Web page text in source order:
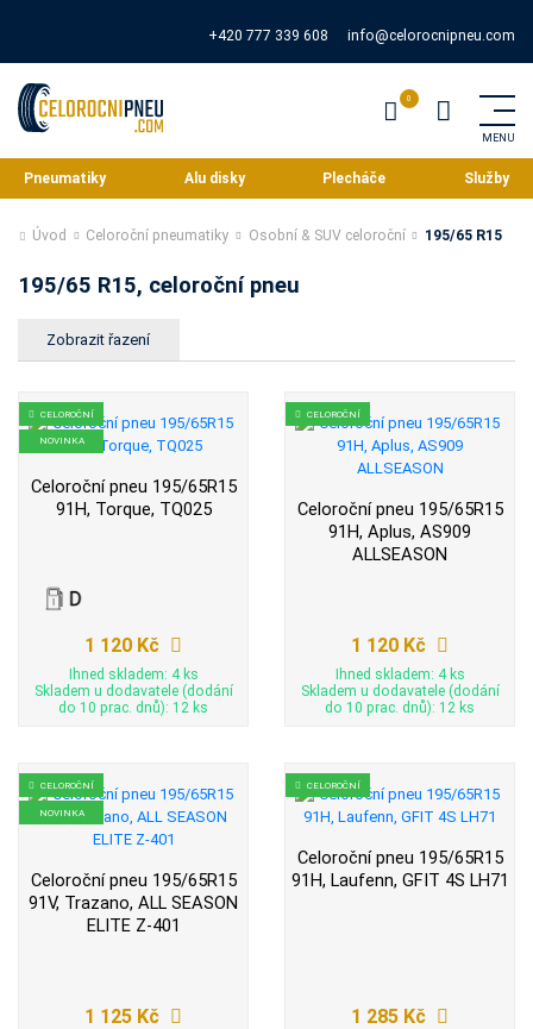
+420 777 339 608 info@celorocnipneu.com
Pneumatiky Alu disky Plecháče Služby
Úvod Celoroční pneumatiky Osobní & SUV celoroční 195/65 R15
195/65 R15, celoroční pneu
CELOROČNÍ
NOVINKA
Celoroční pneu 195/65R15
91H, Torque, TQ025
1 120 Kč
Ihned skladem: 4 ks
Skladem u dodavatele (dodání
do 10 prac. dnů): 12 ks
CELOROČNÍ
Celoroční pneu 195/65R15
91H, Aplus, AS909
ALLSEASON
1 120 Kč
Ihned skladem: 4 ks
Skladem u dodavatele (dodání
do 10 prac. dnů): 12 ks
CELOROČNÍ
NOVINKA
Celoroční pneu 195/65R15
91V, Trazano, ALL SEASON
ELITE Z-401
1 125 Kč
CELOROČNÍ
Celoroční pneu 195/65R15
91H, Laufenn, GFIT 4S LH71
1 285 Kč